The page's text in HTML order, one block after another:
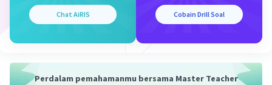
Iklan
Chat AiRIS Cobain Drill Soal
Perdalam pemahamanmu bersama Master Teacher